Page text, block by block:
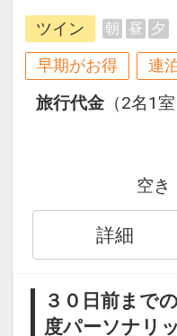
しくはホテルに
※旅行代金に含
お子様ポイント
ご用意♪（おと
席の場合に限り
※ご予約時に「
モ」欄、または
割引がございま
ご宿泊の９０日
ると
※早期申込期間
数の内訳・客室
ン・氏名・人員
があった場合、
ません。
※他の割引との
ーからお進みい
「空室照会結果
ツイン 朝 昼 夕
早期がお得 連
旅行代金 （2名1
空き
詳細
３０日前まで
度パーソナリ